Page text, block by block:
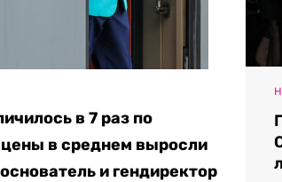
в 7 раз по
в среднем выросли
и гендиректор